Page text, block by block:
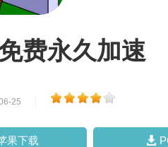
费永久加速
25
果下载